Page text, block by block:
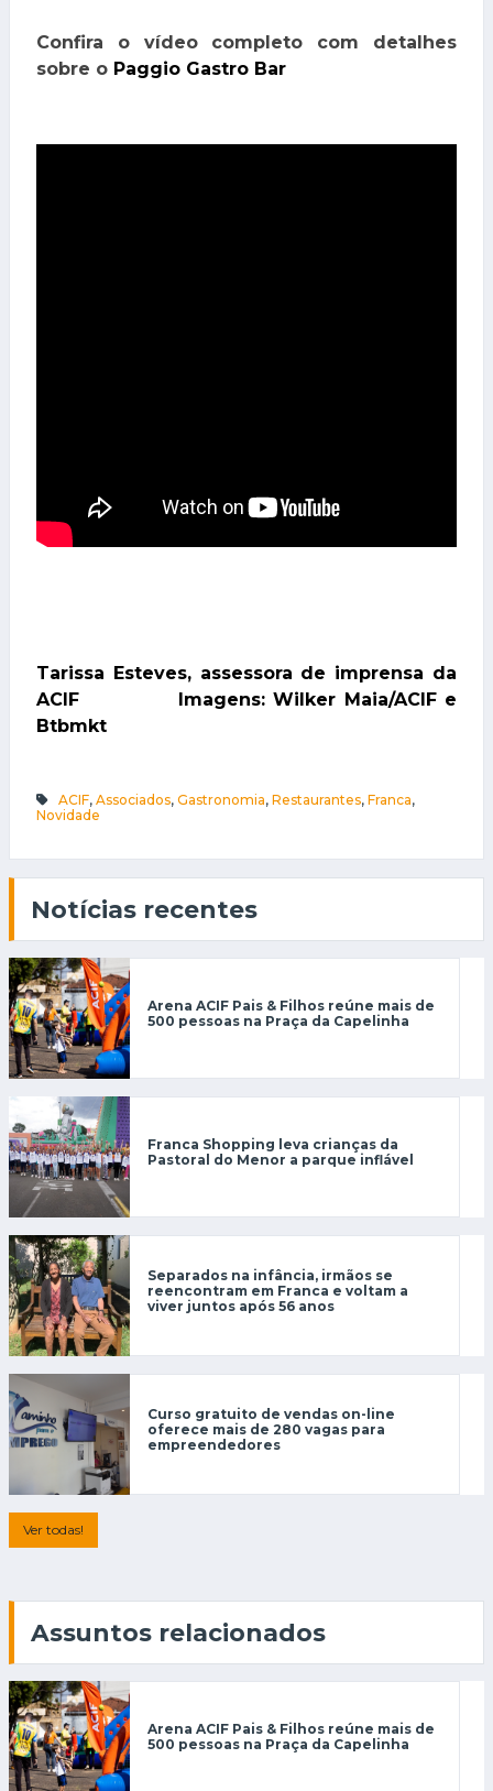
Confira o vídeo completo com detalhes
sobre o Paggio Gastro Bar
Tarissa Esteves, assessora de imprensa da
ACIF Imagens: Wilker Maia/ACIF e
Btbmkt
ACIF,Associados,Gastronomia,Restaurantes,Franca,
Novidade
Notícias recentes
Arena ACIF Pais & Filhos reúne mais de
500 pessoas na Praça da Capelinha
Franca Shopping leva crianças da
Pastoral do Menor a parque inflável
Separados na infância, irmãos se
reencontram em Franca e voltam a
viver juntos após 56 anos
Curso gratuito de vendas on-line
oferece mais de 280 vagas para
empreendedores
Ver todas!
Assuntos relacionados
Arena ACIF Pais & Filhos reúne mais de
500 pessoas na Praça da Capelinha